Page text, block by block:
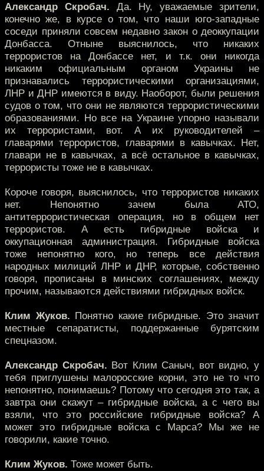
Александр Скробач. Да. Ну, уважаемые зрители,
конечно же, в курсе о том, что наши юго-западные
соседи приняли совсем недавно закон о деоккупации
Донбасса. Отныне выяснилось, что никаких
террористов на Донбассе нет, и т.к. они никогда
никаким официальным органом Украины не
признавались террористическими организациями,
ЛНР и ДНР имеются в виду. Наоборот, были решения
судов о том, что они не являются террористическими
образованиями. Но все на Украине упорно называли
их террористами, вот. А их руководителей –
главарями террористов, главарями в кавычках. Нет,
главари не в кавычках, а всё остальное в кавычках,
террористы тоже не в кавычках.
Короче говоря, выяснилось, что террористов никаких
нет. Непонятно зачем была АТО,
антитеррористическая операция, но в общем нет
террористов. А есть гибридные войска и
оккупационная администрация. Гибридные войска
тоже непонятно кого, но теперь все действия
народных милиций ЛНР и ДНР, которые, собственно
говоря, прописаны в минских соглашениях, между
прочим, называются действиями гибридных войск.
Клим Жуков. Понятно какие гибридные. Это значит
местные сепаратисты, поддержанные бурятским
спецназом.
Александр Скробач. Вот Клим Саныч, вот видно, у
тебя приглушены малоросские корни, это не то что
непонятно, понимаешь? Потому что сегодня это так, а
завтра они скажут – гибридные войска, а с чего вы
взяли, что это российские гибридные войска? А
может это гибридные войска с Марса? Мы же не
говорили, какие точно.
Клим Жуков. Тоже может быть.